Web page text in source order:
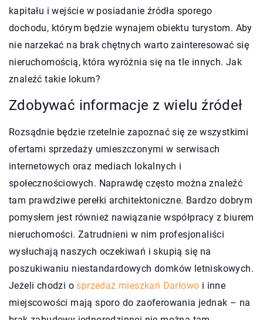
kapitału i wejście w posiadanie źródła sporego
dochodu, którym będzie wynajem obiektu turystom. Aby
nie narzekać na brak chętnych warto zainteresować się
nieruchomością, która wyróżnia się na tle innych. Jak
znaleźć takie lokum?
Zdobywać informacje z wielu źródeł
Rozsądnie będzie rzetelnie zapoznać się ze wszystkimi
ofertami sprzedaży umieszczonymi w serwisach
internetowych oraz mediach lokalnych i
społecznościowych. Naprawdę często można znaleźć
tam prawdziwe perełki architektoniczne. Bardzo dobrym
pomysłem jest również nawiązanie współpracy z biurem
nieruchomości. Zatrudnieni w nim profesjonaliści
wysłuchają naszych oczekiwań i skupią się na
poszukiwaniu niestandardowych domków letniskowych.
Jeżeli chodzi osprzedaż mieszkań Darłowo i inne
miejscowości mają sporo do zaoferowania jednak – na